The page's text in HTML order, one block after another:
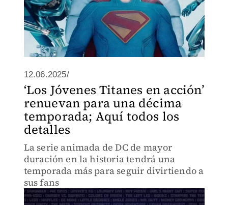
12.06.2025/
‘Los Jóvenes Titanes en acción’
renuevan para una décima
temporada; Aquí todos los
detalles
La serie animada de DC de mayor
duración en la historia tendrá una
temporada más para seguir divirtiendo a
sus fans